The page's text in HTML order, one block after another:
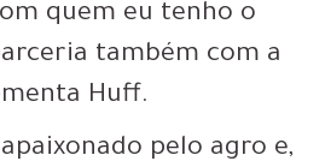
quem eu tenho o
também com a
Huff.
pelo agro e,